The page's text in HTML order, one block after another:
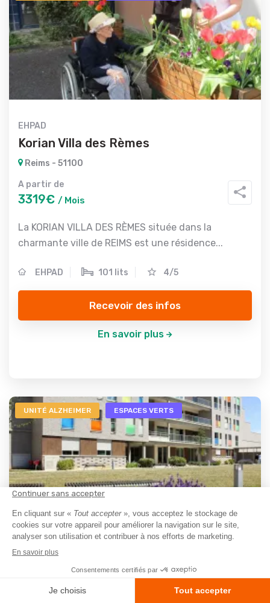
EHPAD
Korian Villa des Rèmes
Reims - 51100
A partir de
3319€ / Mois
La KORIAN VILLA DES RÈMES située dans la
charmante ville de REIMS est une résidence...
EHPAD 101 lits 4/5
Recevoir des infos
En savoir plus
UNITÉ ALZHEIMER ESPACES VERTS
EHPAD Alzheimer
Les Parenteles Reims